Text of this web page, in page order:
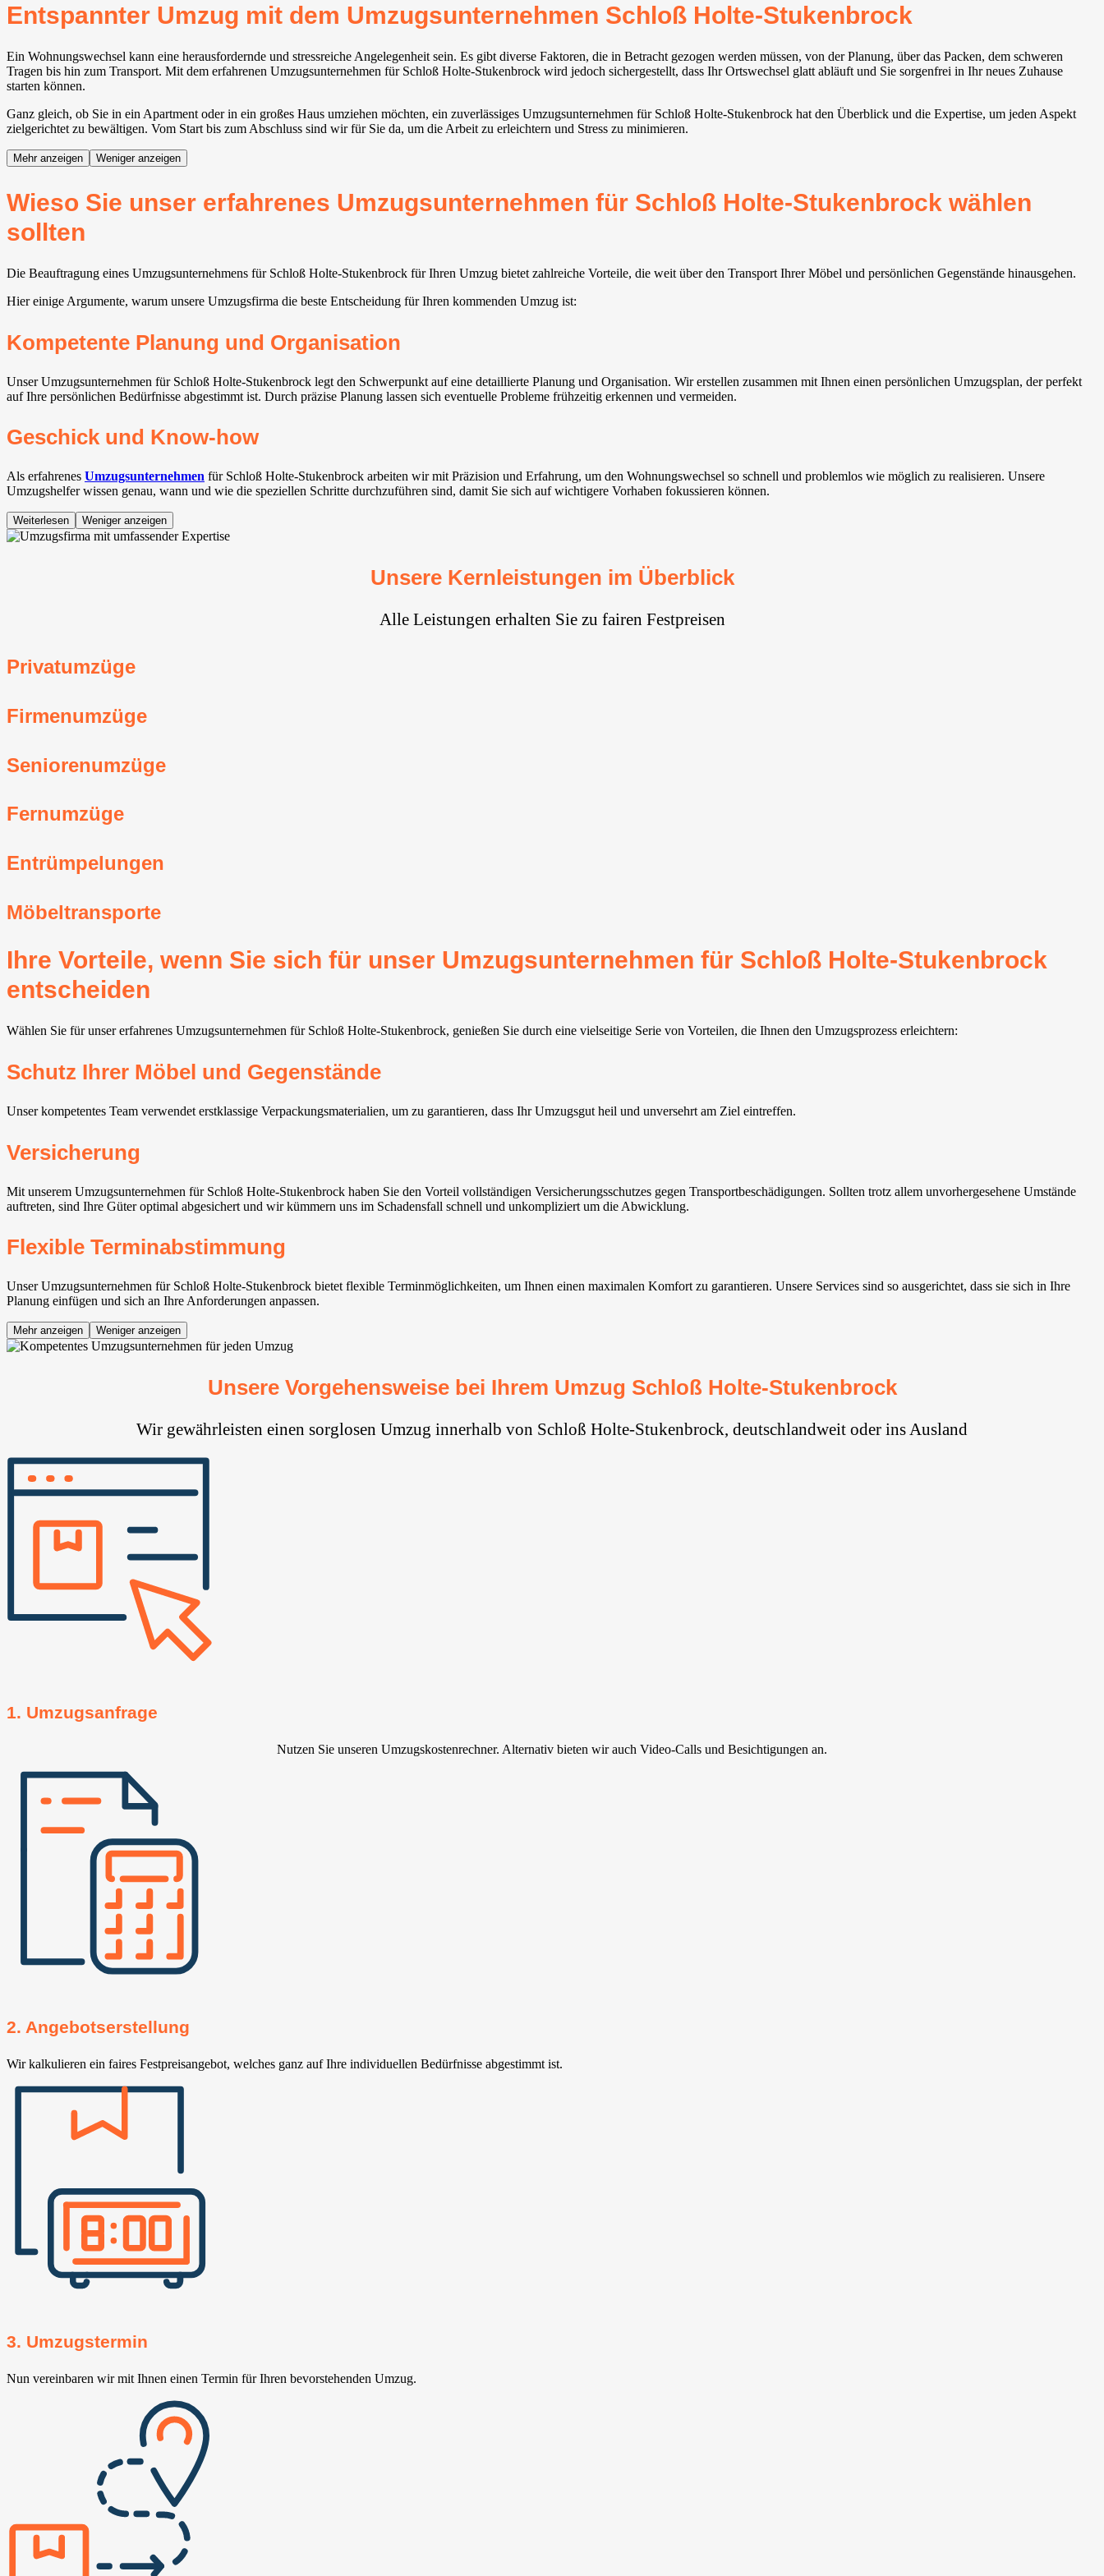
Entspannter Umzug mit dem Umzugsunternehmen Schloß Holte-Stukenbrock
Ein Wohnungswechsel kann eine herausfordernde und stressreiche Angelegenheit sein. Es gibt diverse Faktoren, die in Betracht gezogen werden müssen, von der Planung, über das Packen, dem schweren
Tragen bis hin zum Transport. Mit dem erfahrenen Umzugsunternehmen für Schloß Holte-Stukenbrock wird jedoch sichergestellt, dass Ihr Ortswechsel glatt abläuft und Sie sorgenfrei in Ihr neues Zuhause
starten können.
Ganz gleich, ob Sie in ein Apartment oder in ein großes Haus umziehen möchten, ein zuverlässiges Umzugsunternehmen für Schloß Holte-Stukenbrock hat den Überblick und die Expertise, um jeden Aspekt
zielgerichtet zu bewältigen. Vom Start bis zum Abschluss sind wir für Sie da, um die Arbeit zu erleichtern und Stress zu minimieren.
Mehr anzeigen Weniger anzeigen
Wieso Sie unser erfahrenes Umzugsunternehmen für Schloß Holte-Stukenbrock wählen
sollten
Die Beauftragung eines Umzugsunternehmens für Schloß Holte-Stukenbrock für Ihren Umzug bietet zahlreiche Vorteile, die weit über den Transport Ihrer Möbel und persönlichen Gegenstände hinausgehen.
Hier einige Argumente, warum unsere Umzugsfirma die beste Entscheidung für Ihren kommenden Umzug ist:
Kompetente Planung und Organisation
Unser Umzugsunternehmen für Schloß Holte-Stukenbrock legt den Schwerpunkt auf eine detaillierte Planung und Organisation. Wir erstellen zusammen mit Ihnen einen persönlichen Umzugsplan, der perfekt
auf Ihre persönlichen Bedürfnisse abgestimmt ist. Durch präzise Planung lassen sich eventuelle Probleme frühzeitig erkennen und vermeiden.
Geschick und Know-how
Als erfahrenes Umzugsunternehmen für Schloß Holte-Stukenbrock arbeiten wir mit Präzision und Erfahrung, um den Wohnungswechsel so schnell und problemlos wie möglich zu realisieren. Unsere
Umzugshelfer wissen genau, wann und wie die speziellen Schritte durchzuführen sind, damit Sie sich auf wichtigere Vorhaben fokussieren können.
Weiterlesen Weniger anzeigen
Unsere Kernleistungen im Überblick
Alle Leistungen erhalten Sie zu fairen Festpreisen
Privatumzüge
Firmenumzüge
Seniorenumzüge
Fernumzüge
Entrümpelungen
Möbeltransporte
Ihre Vorteile, wenn Sie sich für unser Umzugsunternehmen für Schloß Holte-Stukenbrock
entscheiden
Wählen Sie für unser erfahrenes Umzugsunternehmen für Schloß Holte-Stukenbrock, genießen Sie durch eine vielseitige Serie von Vorteilen, die Ihnen den Umzugsprozess erleichtern:
Schutz Ihrer Möbel und Gegenstände
Unser kompetentes Team verwendet erstklassige Verpackungsmaterialien, um zu garantieren, dass Ihr Umzugsgut heil und unversehrt am Ziel eintreffen.
Versicherung
Mit unserem Umzugsunternehmen für Schloß Holte-Stukenbrock haben Sie den Vorteil vollständigen Versicherungsschutzes gegen Transportbeschädigungen. Sollten trotz allem unvorhergesehene Umstände
auftreten, sind Ihre Güter optimal abgesichert und wir kümmern uns im Schadensfall schnell und unkompliziert um die Abwicklung.
Flexible Terminabstimmung
Unser Umzugsunternehmen für Schloß Holte-Stukenbrock bietet flexible Terminmöglichkeiten, um Ihnen einen maximalen Komfort zu garantieren. Unsere Services sind so ausgerichtet, dass sie sich in Ihre
Planung einfügen und sich an Ihre Anforderungen anpassen.
Mehr anzeigen Weniger anzeigen
Unsere Vorgehensweise bei Ihrem Umzug Schloß Holte-Stukenbrock
Wir gewährleisten einen sorglosen Umzug innerhalb von Schloß Holte-Stukenbrock, deutschlandweit oder ins Ausland
1. Umzugsanfrage
Nutzen Sie unseren Umzugskostenrechner. Alternativ bieten wir auch Video-Calls und Besichtigungen an.
2. Angebotserstellung
Wir kalkulieren ein faires Festpreisangebot, welches ganz auf Ihre individuellen Bedürfnisse abgestimmt ist.
3. Umzugstermin
Nun vereinbaren wir mit Ihnen einen Termin für Ihren bevorstehenden Umzug.